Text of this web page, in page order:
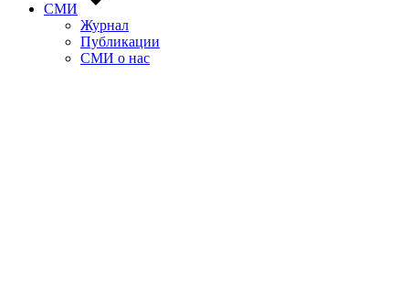
СМИ
Журнал
Публикации
СМИ о нас